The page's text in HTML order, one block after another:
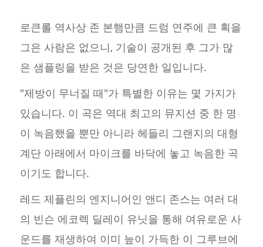
로큰롤 역사상 존 본햄만큼 드럼 연주에 큰 획을
그은 사람은 없으니, 기술이 공개된 후 그가 많
은 샘플링을 받은 것은 당연한 일입니다.
"제방이 무너질 때"가 특별한 이유는 몇 가지가
있습니다. 이 곡은 역대 최고의 뮤지션 중 한 명
이 녹음했을 뿐만 아니라 헤들리 그랜지의 대형
계단 아래에서 마이크를 바닥에 놓고 녹음한 곡
이기도 합니다.
레드 제플린의 엔지니어인 앤디 존스는 여러 대
의 빈슨 에코렉 딜레이 유닛을 통해 여유로운 사
운드를 재생하여 이미 늪이 가득한 이 그루브에